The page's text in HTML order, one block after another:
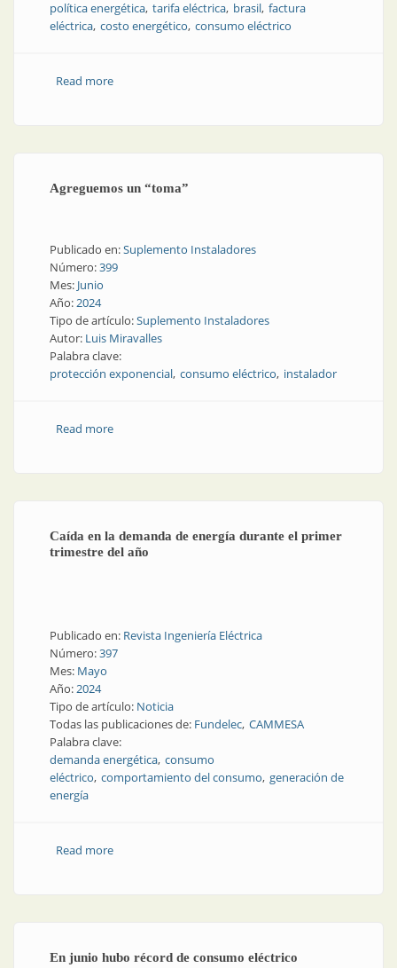
política energética tarifa eléctrica brasil factura
eléctrica costo energético consumo eléctrico
Read moreabout Sandboxes: novedoso esquema tarifario de
Agreguemos un “toma”
Publicado en:Suplemento Instaladores
Número:399
Mes: Junio
Año:2024
Tipo de artículo:Suplemento Instaladores
Autor: Luis Miravalles
Palabra clave:
protección exponencial consumo eléctrico instalador
Read moreabout Agreguemos un “toma”
Caída en la demanda de energía durante el primer
trimestre del año
Publicado en: Revista Ingeniería Eléctrica
Número:397
Mes: Mayo
Año:2024
Tipo de artículo: Noticia
Todas las publicaciones de: Fundelec CAMMESA
Palabra clave:
demanda energética consumo
eléctrico comportamiento del consumo generación de
energía
Read moreabout Caída en la demanda de energía durante el
En junio hubo récord de consumo eléctrico